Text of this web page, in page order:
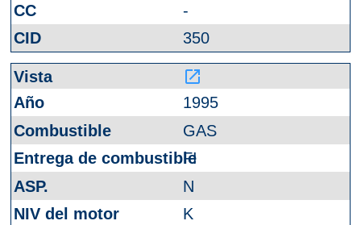
-
350
launch
1995
GAS
FI
N
K